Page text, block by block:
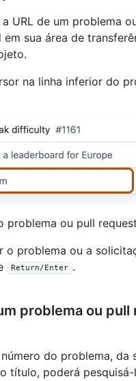
URL de um problema
sua área de
na linha inferior do
problema ou pull
o problema ou a
Return/Enter .
problema ou pull
do problema, da
título, poderá